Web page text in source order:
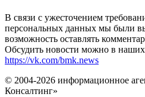
В связи с ужесточением
персональных данных мы были
возможность оставлять
Обсудить новости можно в наших
https://vk.com/bmk.news
© 2004-2026 информационное
Консалтинг»